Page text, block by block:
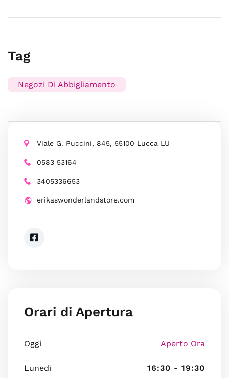
Tag
Negozi Di Abbigliamento
Viale G. Puccini, 845, 55100 Lucca LU
0583 53164
3405336653
erikaswonderlandstore.com
Orari di Apertura
Oggi Aperto Ora
Lunedì 16:30 - 19:30